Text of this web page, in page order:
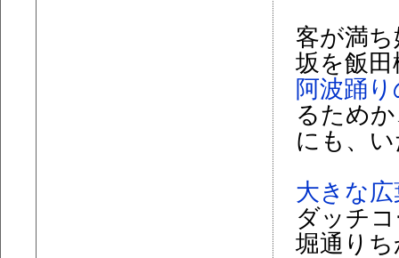
客が満
坂を飯
阿波踊
るため
にも、
大きな
ダッチ
堀通り